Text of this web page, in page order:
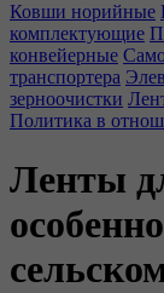
Ковши норийные
комплектующие
конвейерные
транспортера
зерноочистки
Политика в
Ленты